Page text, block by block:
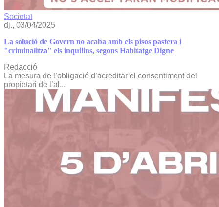
Societat
dj., 03/04/2025
La solució de Govern no acaba amb els pisos pastera i
"criminalitza" els inquilins, segons Habitatge Digne
Redacció
La mesura de l’obligació d’acreditar el consentiment del
propietari de l’al...